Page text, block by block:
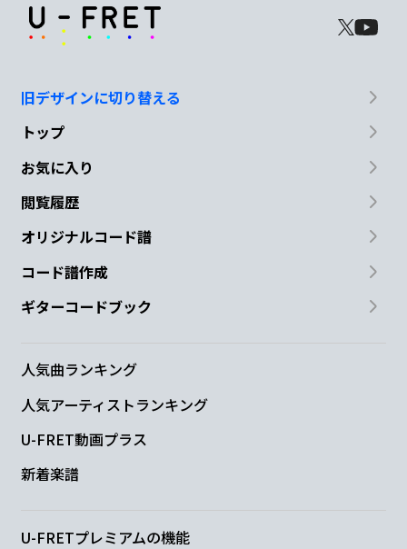
旧デザインに切り替える
トップ
お気に入り
閲覧履歴
オリジナルコード譜
コード譜作成
ギターコードブック
人気曲ランキング
人気アーティストランキング
U-FRET動画プラス
新着楽譜
U-FRETプレミアムの機能